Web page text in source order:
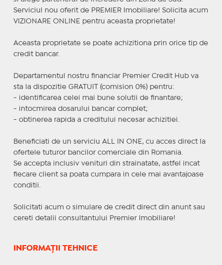
Serviciul nou oferit de PREMIER Imobiliare! Solicita acum
VIZIONARE ONLINE pentru aceasta proprietate!
Aceasta proprietate se poate achizitiona prin orice tip de
credit bancar.
Departamentul nostru financiar Premier Credit Hub va
sta la dispozitie GRATUIT (comision 0%) pentru:
- identificarea celei mai bune solutii de finantare;
- intocmirea dosarului bancar complet;
- obtinerea rapida a creditului necesar achizitiei.
Beneficiati de un serviciu ALL IN ONE, cu acces direct la
ofertele tuturor bancilor comerciale din Romania.
Se accepta inclusiv venituri din strainatate, astfel incat
fiecare client sa poata cumpara in cele mai avantajoase
conditii.
Solicitati acum o simulare de credit direct din anunt sau
cereti detalii consultantului Premier Imobiliare!
INFORMAȚII TEHNICE